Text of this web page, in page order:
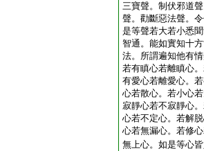
三寶聲。制伏邪道
聲。勸斷惡法聲。
是等聲若大若小悉
智通。能如實知十
法。所謂遍知他有
若有瞋心若離瞋心
有愛心若離愛心。
心若散心。若小心
寂靜心若不寂靜心
心若不定心。若解
心若無漏心。若修
無上心。如是等心